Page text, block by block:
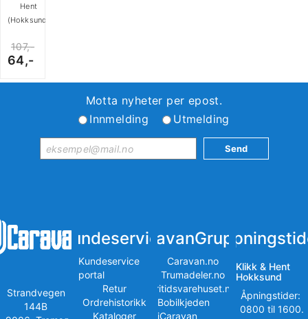
Hent
(Hokksund)
107,-
64,-
Motta nyheter per epost.
Innmelding
Utmelding
Strandvegen
144B
Kundeservice
Kundeservice
portal
Retur
Ordrehistorikk
Kataloger
iCaravanGruppen
Caravan.no
Trumadeler.no
Fritidsvarehuset.no
Bobilkjeden
iCaravan
Klikk & Hent
Hokksund
Åpningstider:
0800 til 1600.